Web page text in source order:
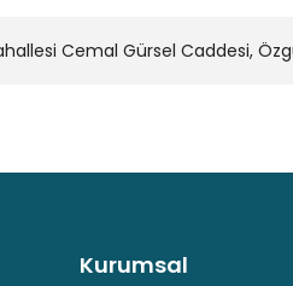
Cemal Gürsel Caddesi,
Güvenli Ödeme
Kurumsal